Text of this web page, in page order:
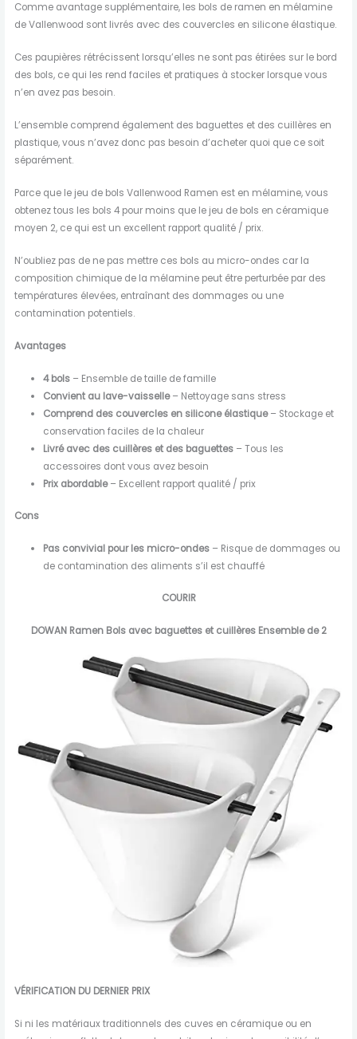
Comme avantage supplémentaire, les bols de ramen en mélamine
de Vallenwood sont livrés avec des couvercles en silicone élastique.
Ces paupières rétrécissent lorsqu’elles ne sont pas étirées sur le bord
des bols, ce qui les rend faciles et pratiques à stocker lorsque vous
n’en avez pas besoin.
L’ensemble comprend également des baguettes et des cuillères en
plastique, vous n’avez donc pas besoin d’acheter quoi que ce soit
séparément.
Parce que le jeu de bols Vallenwood Ramen est en mélamine, vous
obtenez tous les bols 4 pour moins que le jeu de bols en céramique
moyen 2, ce qui est un excellent rapport qualité / prix.
N’oubliez pas de ne pas mettre ces bols au micro-ondes car la
composition chimique de la mélamine peut être perturbée par des
températures élevées, entraînant des dommages ou une
contamination potentiels.
Avantages
4 bols– Ensemble de taille de famille
Convient au lave-vaisselle– Nettoyage sans stress
Comprend des couvercles en silicone élastique– Stockage et
conservation faciles de la chaleur
Livré avec des cuillères et des baguettes– Tous les
accessoires dont vous avez besoin
Prix abordable– Excellent rapport qualité / prix
Cons
Pas convivial pour les micro-ondes– Risque de dommages ou
de contamination des aliments s’il est chauffé
COURIR
DOWAN Ramen Bols avec baguettes et cuillères Ensemble de 2
VÉRIFICATION DU DERNIER PRIX
Si ni les matériaux traditionnels des cuves en céramique ou en